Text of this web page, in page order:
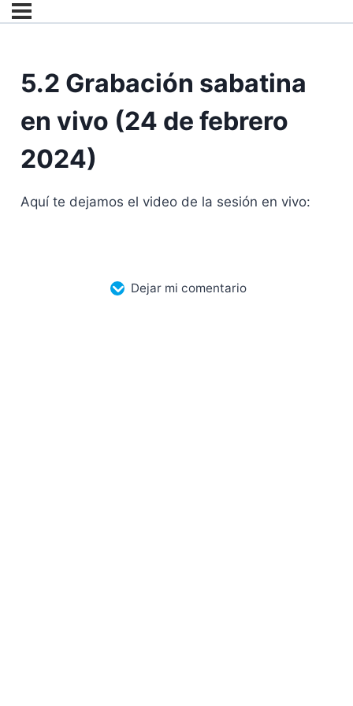
5.2 Grabación sabatina
en vivo (24 de febrero
2024)
Aquí te dejamos el video de la sesión en vivo:
Dejar mi comentario